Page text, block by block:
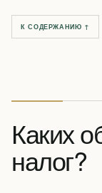
К СОДЕРЖАНИЮ ↑
Каких
налог?